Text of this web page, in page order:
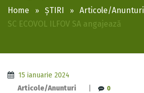
Home ȘTIRI
Articole/Anunturi
SC ECOVOL ILFOV SA angajează
15 ianuarie 2024
Articole/Anunturi
0